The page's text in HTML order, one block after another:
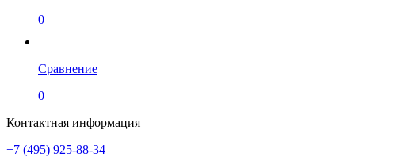
0
Сравнение
0
Контактная информация
+7 (495) 925-88-34